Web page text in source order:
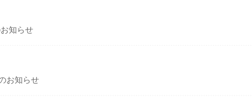
知らせ
お知らせ